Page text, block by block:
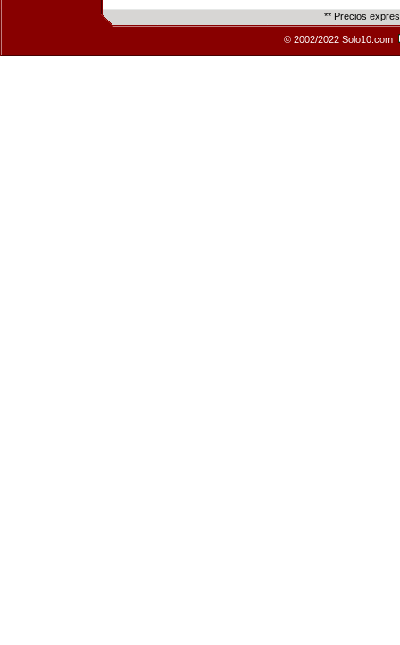
** Precios
© 2002/2022 Solo10.com